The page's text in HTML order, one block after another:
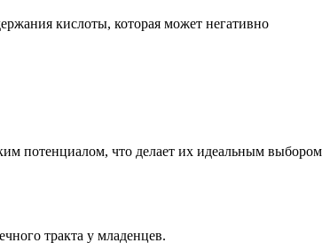
кислоты, которая может негативно
потенциалом, что делает их идеальным выбором
тракта у младенцев.